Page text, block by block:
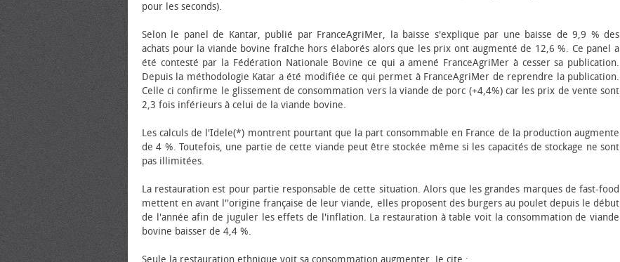
pour les seconds).
Selon le panel de Kantar, publié par FranceAgriMer, la baisse s'explique par une baisse de 9,9 % des
achats pour la viande bovine fraîche hors élaborés alors que les prix ont augmenté de 12,6 %. Ce panel a
été contesté par la Fédération Nationale Bovine ce qui a amené FranceAgriMer à cesser sa publication.
Depuis la méthodologie Katar a été modifiée ce qui permet à FranceAgriMer de reprendre la publication.
Celle ci confirme le glissement de consommation vers la viande de porc (+4,4%) car les prix de vente sont
2,3 fois inférieurs à celui de la viande bovine.
Les calculs de l'Idele(*) montrent pourtant que la part consommable en France de la production augmente
de 4 %. Toutefois, une partie de cette viande peut être stockée même si les capacités de stockage ne sont
pas illimitées.
La restauration est pour partie responsable de cette situation. Alors que les grandes marques de fast-food
mettent en avant l''origine française de leur viande, elles proposent des burgers au poulet depuis le début
de l'année afin de juguler les effets de l'inflation. La restauration à table voit la consommation de viande
bovine baisser de 4,4 %.
Seule la restauration ethnique voit sa consommation augmenter. Je cite :